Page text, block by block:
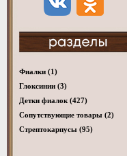
Фиалки (1)
Глоксинии (3)
Детки фиалок (427)
Cопутствующие товары (2)
Стрептокарпусы (95)